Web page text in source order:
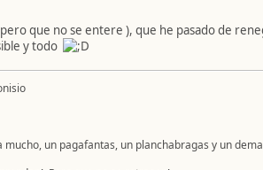
que no se entere ), que he pasado de
y todo
un pagafantas, un planchabragas y un